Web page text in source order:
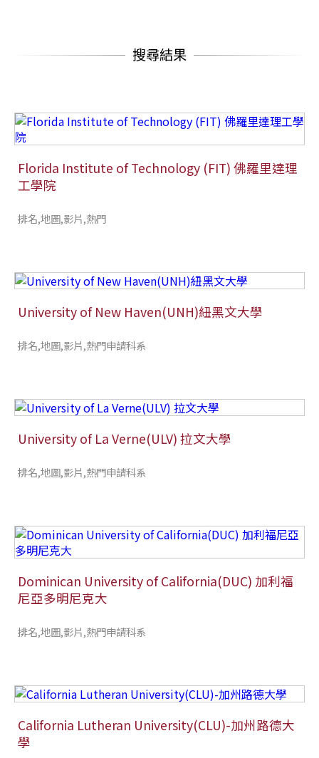
搜尋結果
Florida Institute of Technology (FIT) 佛羅里達理
工學院
排名,地圖,影片,熱門
University of New Haven(UNH)紐黑文大學
排名,地圖,影片,熱門申請科系
University of La Verne(ULV) 拉文大學
排名,地圖,影片,熱門申請科系
Dominican University of California(DUC) 加利福
尼亞多明尼克大
排名,地圖,影片,熱門申請科系
California Lutheran University(CLU)-加州路德大
學